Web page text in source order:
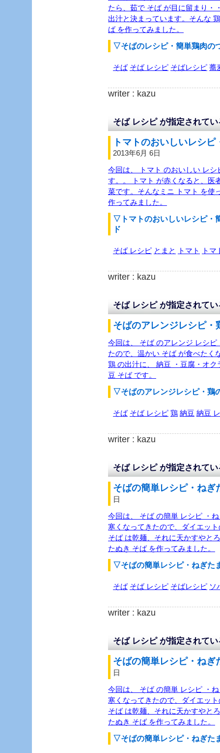
たら、茹で そば が目に留まり・
出汁と決まっています。そんな
ば を作ってみました。
▽そばのレシピ・簡単鶏肉の
そば そば レシピ そばレシピ 蕎
writer : kazu
そば レシピ が指定されて
トマトのおいしいレシ
2013年6月 6日
今回は、 トマト のおいしい レ
す。。 トマト が赤くなると、医
菜です。そんなミニ トマト を使
作ってみました。
▽トマトのおいしいレシピ・
ド
そば レシピ とまと トマト トマ
writer : kazu
そば レシピ が指定されて
そばのアレンジレシピ
今回は、 そば のアレンジ レシ
たので、温かい そば が食べたく
鶏 の出汁に、 納豆 ・豆腐・オ
豆 そば です。
▽そばのアレンジレシピ・鶏
そば そば レシピ 鶏 納豆 納豆
writer : kazu
そば レシピ が指定されて
そばの簡単レシピ・ね
日
今回は、 そば の簡単 レシピ ・
寒くなってきたので、ダイエッ
そば は乾麺、それに天かすやと
たぬき そば を作ってみました。
▽そばの簡単レシピ・ねぎた
そば そば レシピ そばレシピ ソ
writer : kazu
そば レシピ が指定されて
そばの簡単レシピ・ね
日
今回は、 そば の簡単 レシピ ・
寒くなってきたので、ダイエッ
そば は乾麺、それに天かすやと
たぬき そば を作ってみました。
▽そばの簡単レシピ・ねぎた